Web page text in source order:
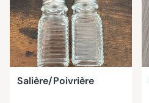
Salière/Poivrière